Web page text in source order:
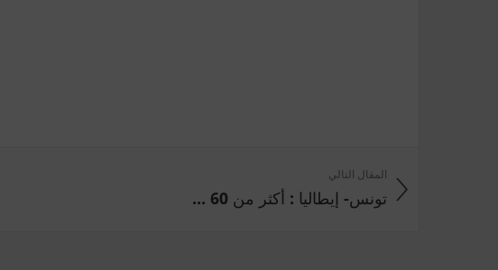
المقال التالي
تونس- إيطاليا : أكثر من 60 ...